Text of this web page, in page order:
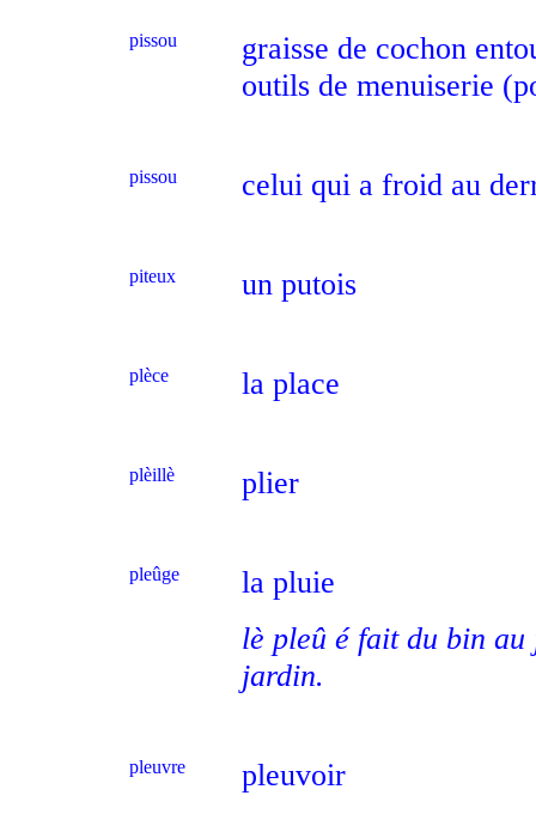
pissou
graisse de cochon
outils de menuiserie
pissou celui qui a froid au
piteux un putois
plèce la place
plèillè plier
pleûge
la pluie
lè pleû é fait du bin
jardin.
pleuvre pleuvoir